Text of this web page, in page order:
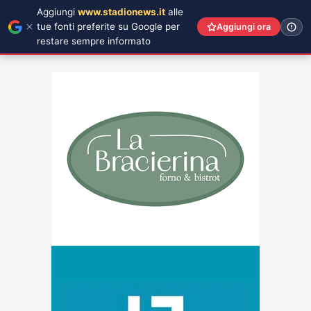
Aggiungi www.stadionews.it alle
tue fonti preferite su Google per
restare sempre informato
Aggiungi ora